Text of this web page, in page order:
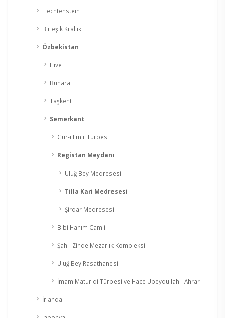
Liechtenstein
Birleşik Krallık
Özbekistan
Hive
Buhara
Taşkent
Semerkant
Gur-i Emir Türbesi
Registan Meydanı
Uluğ Bey Medresesi
Tilla Kari Medresesi
Şirdar Medresesi
Bibi Hanım Camii
Şah-ı Zinde Mezarlık Kompleksi
Uluğ Bey Rasathanesi
İmam Maturidi Türbesi ve Hace Ubeydullah-ı Ahrar
İrlanda